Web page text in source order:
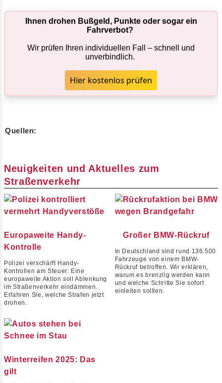
Ihnen drohen Bußgeld, Punkte oder sogar ein
Fahrverbot?
Wir prüfen Ihren individuellen Fall – schnell und
unverbindlich.
Hier kostenlos prüfen
Quellen:
Neuigkeiten und Aktuelles zum
Straßenverkehr
Europaweite Handy-
Kontrolle
Polizei verschärft Handy-
Kontrollen am Steuer: Eine
europaweite Aktion soll Ablenkung
im Straßenverkehr eindämmen.
Erfahren Sie, welche Strafen jetzt
drohen.
Großer BMW-Rückruf
In Deutschland sind rund 136.500
Fahrzeuge von einem BMW-
Rückruf betroffen. Wir erklären,
warum es brenzlig werden kann
und welche Schritte Sie sofort
einleiten sollten.
Winterreifen 2025: Das
gilt